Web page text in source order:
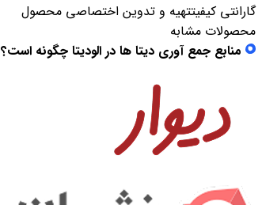
گارانتی کیفیتتهیه و تدوین اختصاصی محصول
محصولات مشابه
منابع جمع آوری دیتا ها در الودیتا چگونه است؟